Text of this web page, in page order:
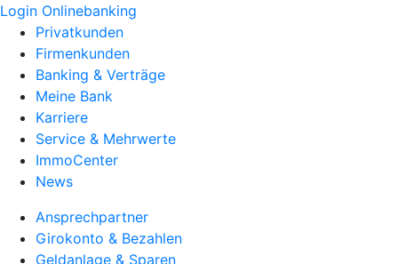
Login Onlinebanking
Privatkunden
Firmenkunden
Banking & Verträge
Meine Bank
Karriere
Service & Mehrwerte
ImmoCenter
News
Ansprechpartner
Girokonto & Bezahlen
Geldanlage & Sparen